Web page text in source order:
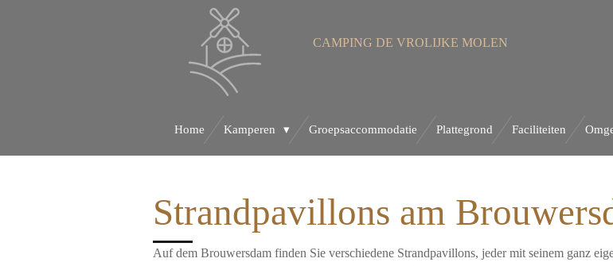
CAMPING DE VROLIJKE MOLEN
Home Kamperen Groepsaccommodatie Plattegrond Faciliteiten
Strandpavillons am
Auf dem Brouwersdam finden Sie verschiedene Strandpavillons, jeder mit seinem ganz